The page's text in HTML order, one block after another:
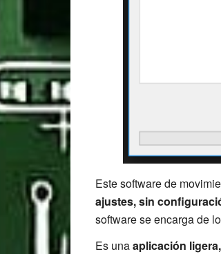
Este software de
ajustes, sin
software se encarga de
Es unaaplicación